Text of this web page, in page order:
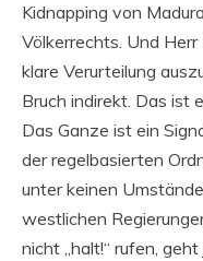
Kidnapping von
Völkerrechts. Und
klare Verurteilung
Bruch indirekt. Das ist
Das Ganze ist ein
der regelbasierten
unter keinen
westlichen
nicht „halt!“ rufen,